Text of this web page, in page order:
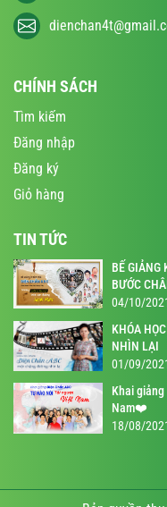
CHÍNH SÁCH
Tìm kiếm
Đăng nhập
Đăng ký
Giỏ hàng
TIN TỨC
BẾ GIẢNG
BƯỚC
04/10/
KHÓA
NHÌN LẠI
01/09/
Khai giảng
Nam❤️
18/08/